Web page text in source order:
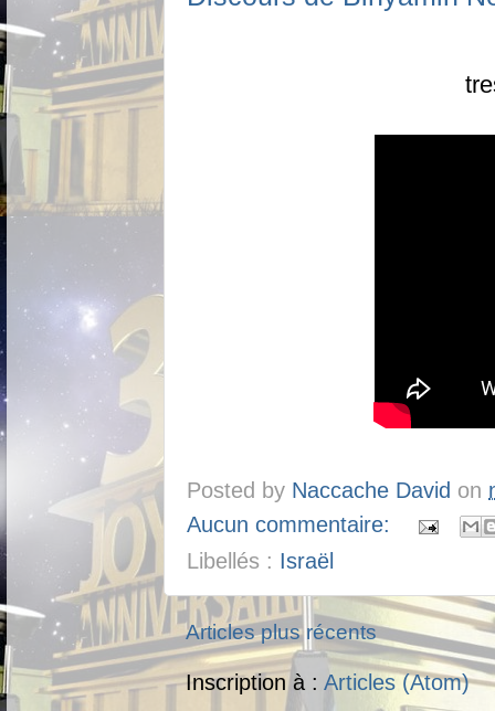
Posted by Naccache David on
Aucun commentaire:
Libellés : Israël
Articles plus récents
Inscription à : Articles (Atom)